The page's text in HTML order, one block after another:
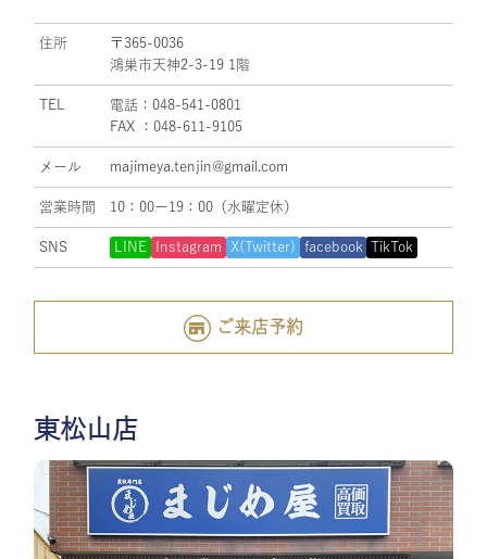
住所
〒365-0036
鴻巣市天神2-3-19 1階
TEL
電話：048-541-0801
FAX ：048-611-9105
メール majimeya.tenjin@gmail.com
営業時間 10：00ー19：00（水曜定休）
SNS LINE Instagram X(Twitter) facebook TikTok
ご来店予約
東松山店